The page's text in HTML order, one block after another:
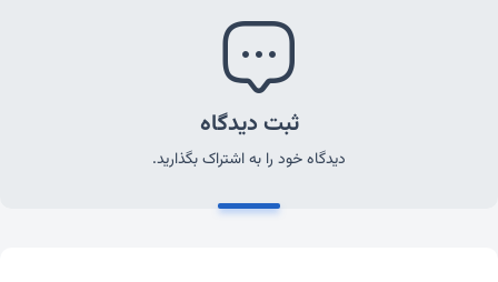
ثبت دیدگاه
دیدگاه خود را به اشتراک بگذارید.